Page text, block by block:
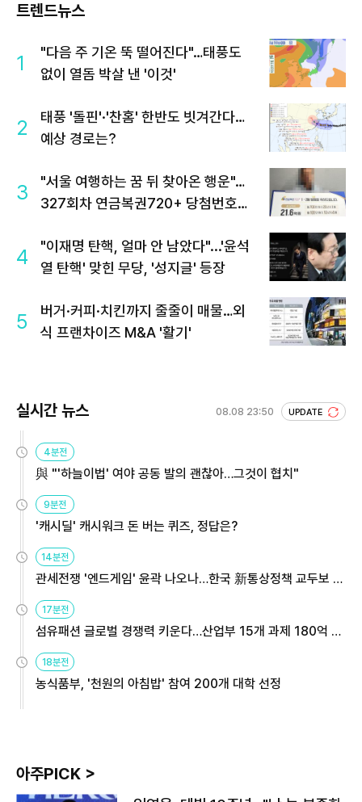
트렌드뉴스
1
"다음 주 기온 뚝 떨어진다"…태풍도
없이 열돔 박살 낸 '이것'
2
태풍 '돌핀'·'찬홈' 한반도 빗겨간다…
예상 경로는?
3
"서울 여행하는 꿈 뒤 찾아온 행운"…
327회차 연금복권720+ 당첨번호조
4
"이재명 탄핵, 얼마 안 남았다"...'윤석
열 탄핵' 맞힌 무당, '성지글' 등장
5
버거·커피·치킨까지 줄줄이 매물…외
식 프랜차이즈 M&A '활기'
실시간 뉴스 08.08 23:50 UPDATE
4분전
與 "'하늘이법' 여야 공동 발의 괜찮아…그것이 협치"
9분전
'캐시딜' 캐시워크 돈 버는 퀴즈, 정답은?
14분전
관세전쟁 '엔드게임' 윤곽 나오나…한국 新통상정책 교두보 활
용해야
17분전
섬유패션 글로벌 경쟁력 키운다…산업부 15개 과제 180억 지
원
18분전
농식품부, '천원의 아침밥' 참여 200개 대학 선정
아주PICK >